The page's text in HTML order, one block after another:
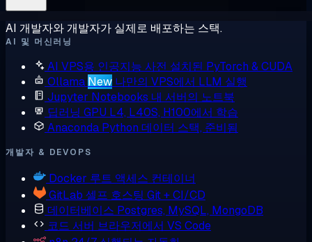
AI 개발자와 개발자가 실제로 배포하는 스택.
AI 및 머신러닝
AI VPS용 인공지능 사전 설치된 PyTorch & CUDA
Ollama New 나만의 VPS에서 LLM 실행
Jupyter Notebooks 내 서버의 노트북
딥러닝 GPU L4, L40S, H100에서 학습
Anaconda Python 데이터 스택, 준비됨
개발자 & DEVOPS
Docker 루트 액세스 컨테이너
GitLab 셀프 호스팅 Git + CI/CD
데이터베이스 Postgres, MySQL, MongoDB
코드 서버 브라우저에서 VS Code